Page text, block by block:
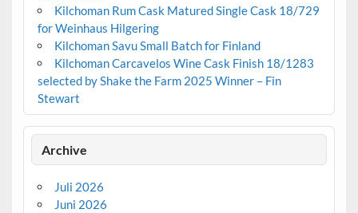
Kilchoman Rum Cask Matured Single Cask 18/729
for Weinhaus Hilgering
Kilchoman Savu Small Batch for Finland
Kilchoman Carcavelos Wine Cask Finish 18/1283
selected by Shake the Farm 2025 Winner – Fin
Stewart
Archive
Juli 2026
Juni 2026